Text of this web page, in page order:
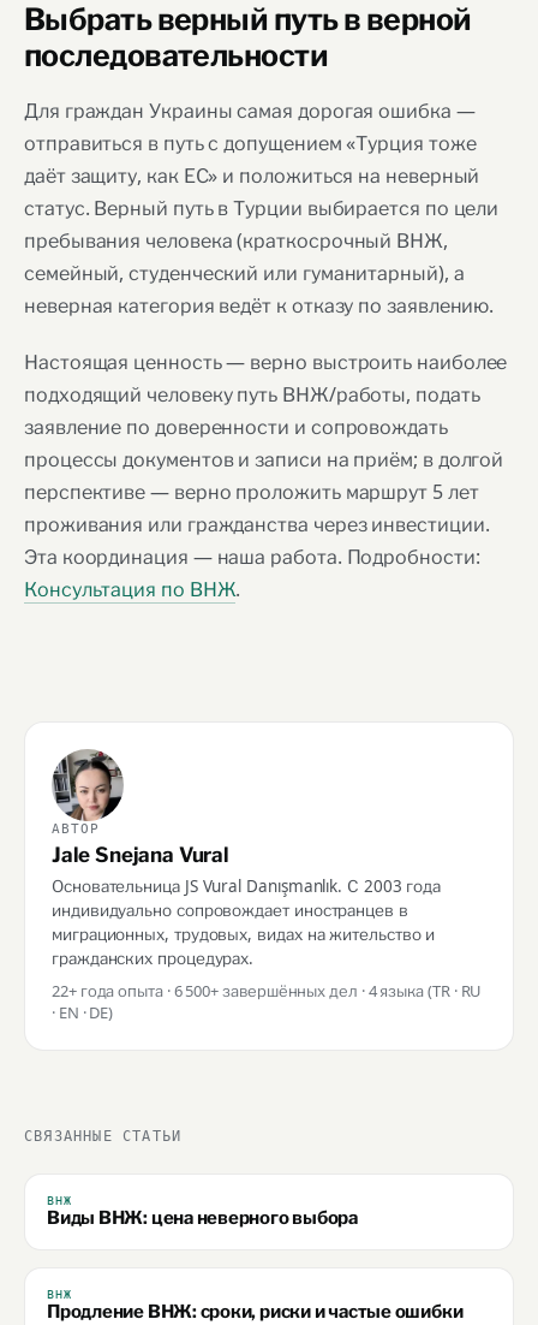
Выбрать верный путь в верной
последовательности
Для граждан Украины самая дорогая ошибка —
отправиться в путь с допущением «Турция тоже
даёт защиту, как ЕС» и положиться на неверный
статус. Верный путь в Турции выбирается по цели
пребывания человека (краткосрочный ВНЖ,
семейный, студенческий или гуманитарный), а
неверная категория ведёт к отказу по заявлению.
Настоящая ценность — верно выстроить наиболее
подходящий человеку путь ВНЖ/работы, подать
заявление по доверенности и сопровождать
процессы документов и записи на приём; в долгой
перспективе — верно проложить маршрут 5 лет
проживания или гражданства через инвестиции.
Эта координация — наша работа. Подробности:
Консультация по ВНЖ.
АВТОР
Jale Snejana Vural
Основательница JS Vural Danışmanlık. С 2003 года
индивидуально сопровождает иностранцев в
миграционных, трудовых, видах на жительство и
гражданских процедурах.
22+ года опыта · 6 500+ завершённых дел · 4 языка (TR · RU
· EN · DE)
СВЯЗАННЫЕ СТАТЬИ
ВНЖ
Виды ВНЖ: цена неверного выбора
ВНЖ
Продление ВНЖ: сроки, риски и частые ошибки